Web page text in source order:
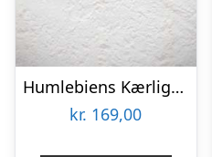
Humlebiens Kærlighed – Blomsterfrø 30m2
kr. 169,00